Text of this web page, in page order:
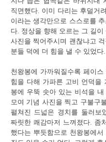
직면했다. 이미 다리는 후덜거
이라는 생각만으로 스스로를
다. 정상을 향해 오르는 그 길
사진을 찍어주시며 괜찮냐고
분들 덕에 더 힘을 낼 수 있었다.
천왕봉에 가까워질수록 페이
힘을 다해 가파른 고비 언덕을
봉에 우뚝 솟아 있는 비석을
모여 기념 사진을 찍고 구불구
펼쳐진 드넓은 경치를 둘러보
짜릿한 쾌감마저 느껴졌다. 좀
했다는 뿌듯함으로 천왕봉에